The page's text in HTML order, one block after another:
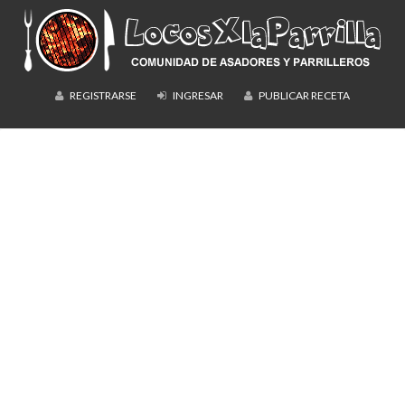
REGISTRARSE INGRESAR PUBLICAR RECETA